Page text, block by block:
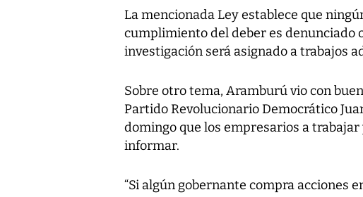
La mencionada Ley establece que
cumplimiento del deber es denunciado
investigación será asignado a trabajos
Sobre otro tema, Aramburú vio con
Partido Revolucionario Democrático
domingo que los empresarios a
informar.
“Si algún gobernante compra acciones